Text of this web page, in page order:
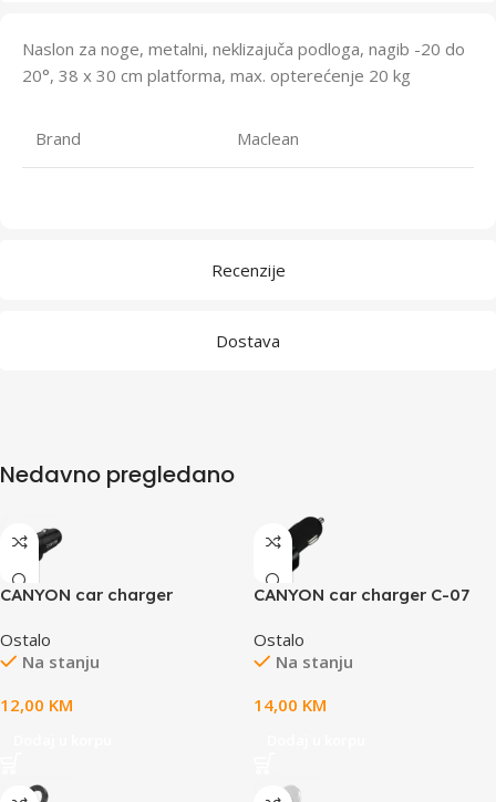
Recenzije
Dostava
Naslon za noge, metalni, neklizajuča podloga, nagib -20 do
20°, 38 x 30 cm platforma, max. opterećenje 20 kg
Brand Maclean
Nedavno pregledano
CANYON car charger
Black
Ostalo
Na stanju
12,00 KM
CANYON car charger C-07
Ostalo
Na stanju
14,00 KM